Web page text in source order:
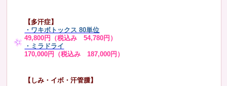
【多汗症】
・ ワキボトックス 80単位
49,800円（税込み 54,780円）
・ミラドライ
170,000円（税込み 187,000円）
【しみ・イボ・汗管腫】